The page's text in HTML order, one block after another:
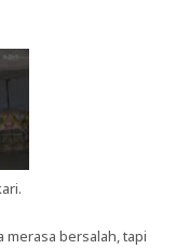
merasa bersalah, tapi